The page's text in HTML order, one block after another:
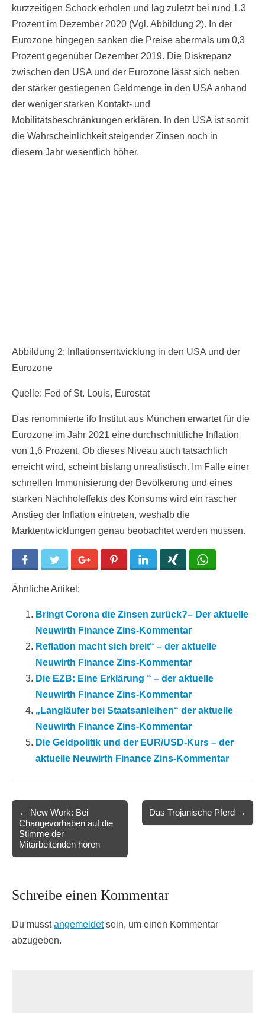
kurzzeitigen Schock erholen und lag zuletzt bei rund 1,3
Prozent im Dezember 2020 (Vgl. Abbildung 2). In der
Eurozone hingegen sanken die Preise abermals um 0,3
Prozent gegenüber Dezember 2019. Die Diskrepanz
zwischen den USA und der Eurozone lässt sich neben
der stärker gestiegenen Geldmenge in den USA anhand
der weniger starken Kontakt- und
Mobilitätsbeschränkungen erklären. In den USA ist somit
die Wahrscheinlichkeit steigender Zinsen noch in
diesem Jahr wesentlich höher.
Abbildung 2: Inflationsentwicklung in den USA und der
Eurozone
Quelle: Fed of St. Louis, Eurostat
Das renommierte ifo Institut aus München erwartet für die
Eurozone im Jahr 2021 eine durchschnittliche Inflation
von 1,6 Prozent. Ob dieses Niveau auch tatsächlich
erreicht wird, scheint bislang unrealistisch. Im Falle einer
schnellen Immunisierung der Bevölkerung und eines
starken Nachholeffekts des Konsums wird ein rascher
Anstieg der Inflation eintreten, weshalb die
Marktentwicklungen genau beobachtet werden müssen.
Facebook Twitter Google+ Pinterest LinkedIn
Ähnliche Artikel:
Bringt Corona die Zinsen zurück?– Der aktuelle
Neuwirth Finance Zins-Kommentar
Reflation macht sich breit“ – der aktuelle
Neuwirth Finance Zins-Kommentar
Die EZB: Eine Erklärung “ – der aktuelle
Neuwirth Finance Zins-Kommentar
„Langläufer bei Staatsanleihen“ der aktuelle
Neuwirth Finance Zins-Kommentar
Die Geldpolitik und der EUR/USD-Kurs – der
aktuelle Neuwirth Finance Zins-Kommentar
navigation
← New Work: Bei
Changevorhaben auf die
Stimme der
Mitarbeitenden hören
Das Trojanische Pferd →
Schreibe einen Kommentar
Du musstangemeldetsein, um einen Kommentar
abzugeben.